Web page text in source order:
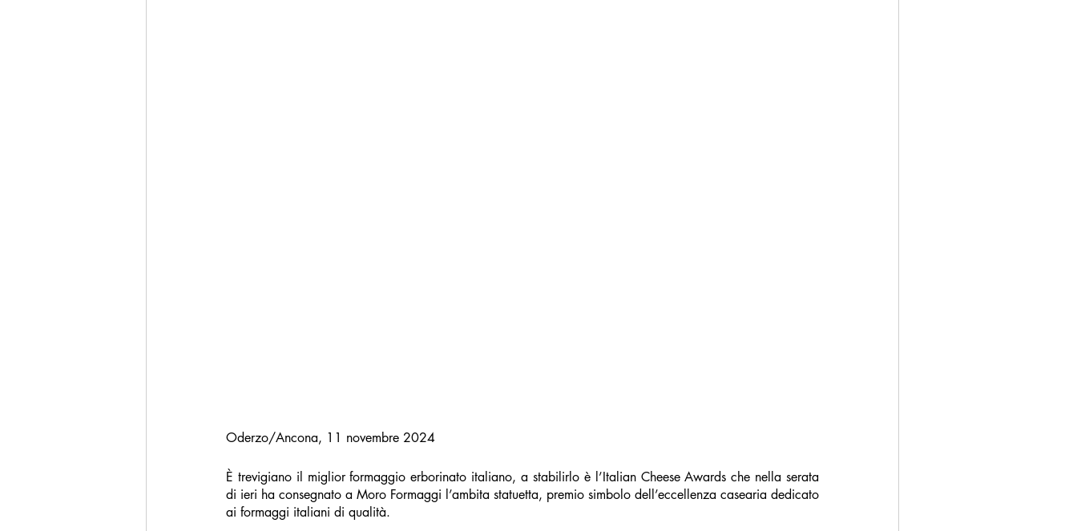
Oderzo/Ancona, 11 novembre 2024
È trevigiano il miglior formaggio erborinato italiano, a stabilirlo è l’Italian Cheese Awards che nella serata
di ieri ha consegnato a Moro Formaggi l’ambita statuetta, premio simbolo dell’eccellenza casearia dedicato
ai formaggi italiani di qualità.